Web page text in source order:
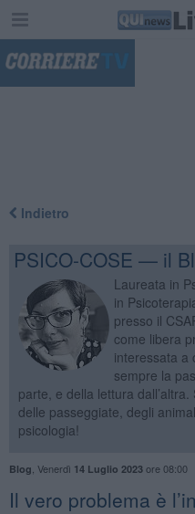
Indietro
PSICO-COSE — il
Laureata in
in
presso il
come libera
interessata a
sempre la
parte, e della lettura
delle passeggiate, degli
psicologia!
Blog Venerdì 14 Luglio 2023ore 08:00
​Il vero problema è